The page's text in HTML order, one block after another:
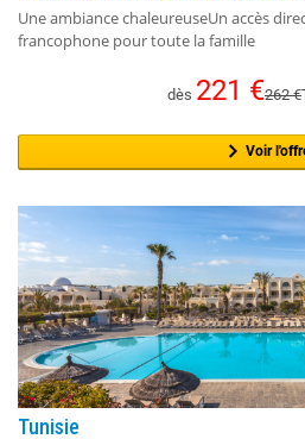
Une ambiance chaleureuseUn accès
francophone pour toute la famille
dès 221 €262€
Voir
Tunisie